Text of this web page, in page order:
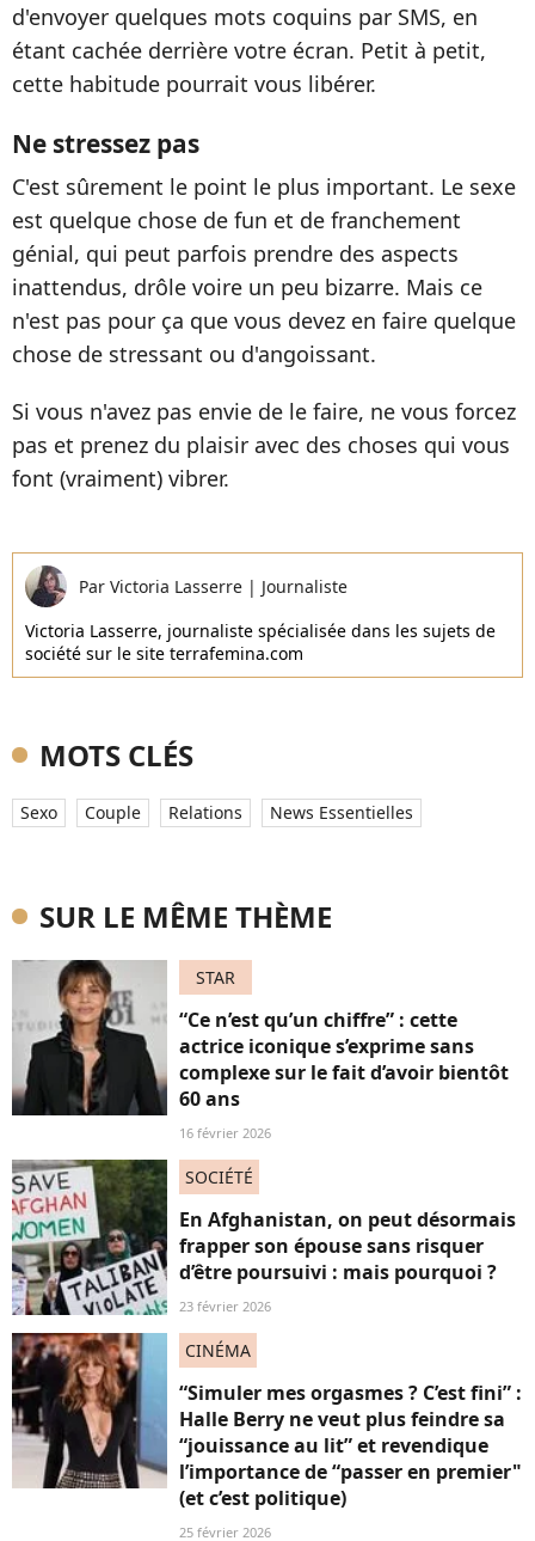
d'envoyer quelques mots coquins par SMS, en
étant cachée derrière votre écran. Petit à petit,
cette habitude pourrait vous libérer.
Ne stressez pas
C'est sûrement le point le plus important. Le sexe
est quelque chose de fun et de franchement
génial, qui peut parfois prendre des aspects
inattendus, drôle voire un peu bizarre. Mais ce
n'est pas pour ça que vous devez en faire quelque
chose de stressant ou d'angoissant.
Si vous n'avez pas envie de le faire, ne vous forcez
pas et prenez du plaisir avec des choses qui vous
font (vraiment) vibrer.
Par Victoria Lasserre | Journaliste
Victoria Lasserre, journaliste spécialisée dans les sujets de
société sur le site terrafemina.com
MOTS CLÉS
Sexo Couple Relations News Essentielles
SUR LE MÊME THÈME
STAR
“Ce n’est qu’un chiffre” : cette
actrice iconique s’exprime sans
complexe sur le fait d’avoir bientôt
60 ans
16 février 2026
SOCIÉTÉ
En Afghanistan, on peut désormais
frapper son épouse sans risquer
d’être poursuivi : mais pourquoi ?
23 février 2026
CINÉMA
“Simuler mes orgasmes ? C’est fini” :
Halle Berry ne veut plus feindre sa
“jouissance au lit” et revendique
l’importance de “passer en premier"
(et c’est politique)
25 février 2026